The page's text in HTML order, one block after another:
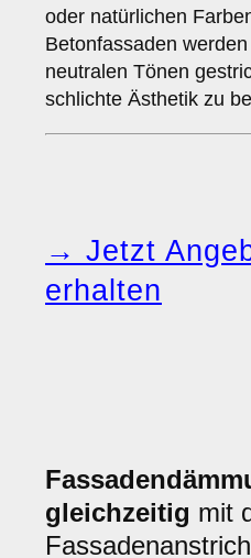
oder natürlichen
Betonfassaden
neutralen Tönen
schlichte Ästhetik zu
→ Jetzt
erhalten
gleichzeitig mit
Fassadenanstrich